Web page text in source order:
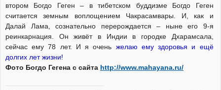
втором Богдо Геген – в тибетском буддизме Богдо Геген
считается земным воплощением Чакрасамвары. И, как и
Далай Лама, сознательно перерождается – ныне его 9-я
реинкарнация. Он живёт в Индии в городке Дхарамсала,
сейчас ему 78 лет. И я очень желаю ему здоровья и ещё
долгих лет жизни!
Фото Богдо Гегена с сайта http://www.mahayana.ru/